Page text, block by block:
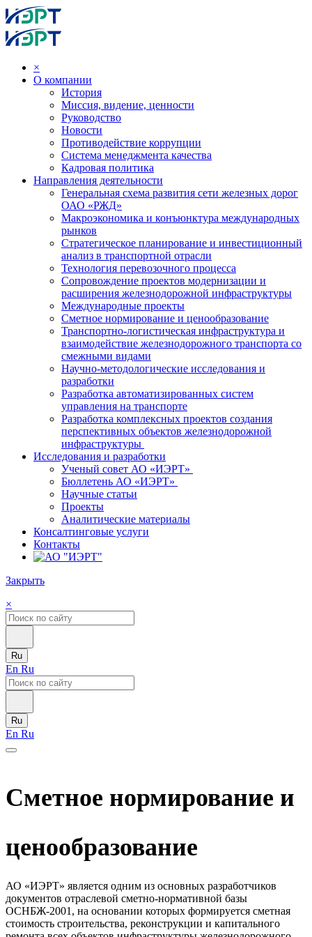
×
О компании
История
Миссия, видение, ценности
Руководство
Новости
Противодействие коррупции
Система менеджмента качества
Кадровая политика
Направления деятельности
Генеральная схема развития сети железных дорог
ОАО «РЖД»
Макроэкономика и конъюнктура международных
рынков
Стратегическое планирование и инвестиционный
анализ в транспортной отрасли
Технология перевозочного процесса
Сопровождение проектов модернизации и
расширения железнодорожной инфраструктуры
Международные проекты
Сметное нормирование и ценообразование
Транспортно-логистическая инфраструктура и
взаимодействие железнодорожного транспорта со
смежными видами
Научно-методологические исследования и
разработки
Разработка автоматизированных систем
управления на транспорте
Разработка комплексных проектов создания
перспективных объектов железнодорожной
инфраструктуры
Исследования и разработки
Ученый совет АО «ИЭРТ»
Бюллетень АО «ИЭРТ»
Научные статьи
Проекты
Аналитические материалы
Консалтинговые услуги
Контакты
Закрыть
×
Ru
En Ru
Ru
En Ru
Сметное нормирование и
ценообразование
АО «ИЭРТ» является одним из основных разработчиков
документов отраслевой сметно-нормативной базы
ОСНБЖ-2001, на основании которых формируется сметная
стоимость строительства, реконструкции и капитального